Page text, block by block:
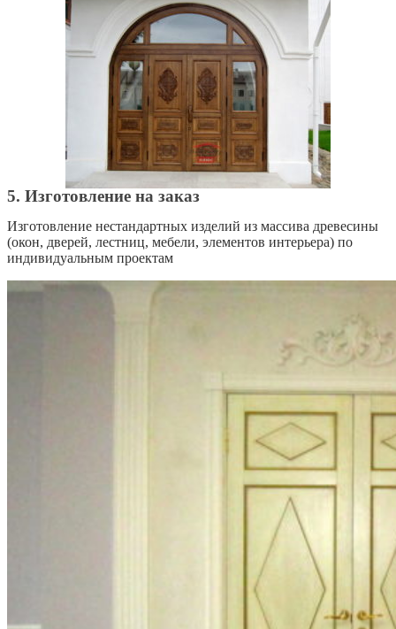
5. Изготовление на заказ
Изготовление нестандартных изделий из массива древесины
(окон, дверей, лестниц, мебели, элементов интерьера) по
индивидуальным проектам